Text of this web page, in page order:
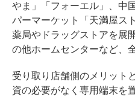
やま」「フォーエル」、中
パーマーケット「天満屋ス
薬局やドラッグストアを展
の他ホームセンターなど、
受り取り店舗側のメリット
資の必要がなく専用端末を